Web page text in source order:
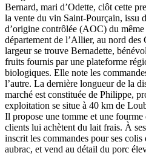
Bernard, mari d’Odette, clôt cette
la vente du vin Saint-Pourçain, issu
d’origine contrôlée (AOC) du
département de l’Allier, au nord des
largeur se trouve Bernadette,
fruits fournis par une plateforme
biologiques. Elle note les
l’autre. La dernière longueur de la
marché est constituée de Philippe,
exploitation se situe à 40 km de
Il propose une tomme et une
clients lui achètent du lait frais. À
inscrit les commandes pour ses colis
aubrac, et vend au détail du porc